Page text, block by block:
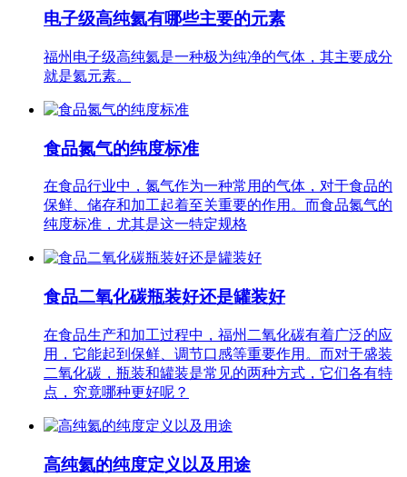
电子级高纯氦有哪些主要的元素
福州电子级高纯氦是一种极为纯净的气体，其主要成分
就是氦元素。
食品氮气的纯度标准
在食品行业中，氮气作为一种常用的气体，对于食品的
保鲜、储存和加工起着至关重要的作用。而食品氮气的
纯度标准，尤其是这一特定规格
食品二氧化碳瓶装好还是罐装好
在食品生产和加工过程中，福州二氧化碳有着广泛的应
用，它能起到保鲜、调节口感等重要作用。而对于盛装
二氧化碳，瓶装和罐装是常见的两种方式，它们各有特
点，究竟哪种更好呢？
高纯氦的纯度定义‌以及用途